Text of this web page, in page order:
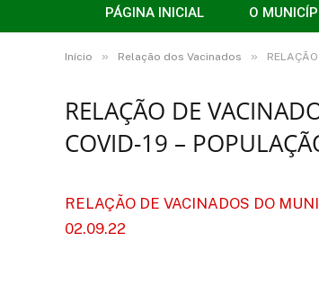
PÁGINA INICIAL O
Início » Relação dos Vacinados »
RELAÇÃO DE
COVID-19 –
RELAÇÃO DE VACINADOS DO
02.09.22